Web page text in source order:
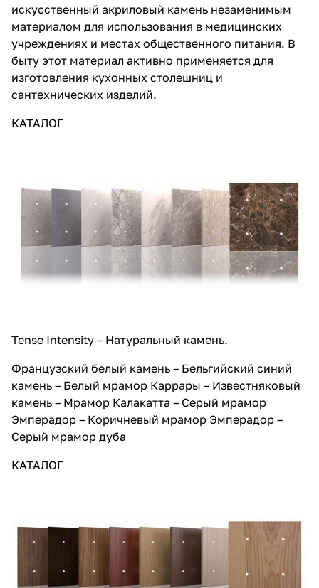
искусственный акриловый камень незаменимым
материалом для использования в медицинских
учреждениях и местах общественного питания. В
быту этот материал активно применяется для
изготовления кухонных столешниц и
сантехнических изделий.
КАТАЛОГ
Tense Intensity – Натуральный камень.
Французский белый камень – Бельгийский синий
камень – Белый мрамор Каррары – Известняковый
камень – Мрамор Калакатта – Серый мрамор
Эмперадор – Коричневый мрамор Эмперадор –
Серый мрамор дуба
КАТАЛОГ